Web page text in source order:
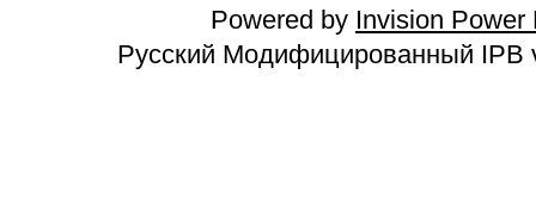
Powered by Invision Power
Русский Модифицированный IPB